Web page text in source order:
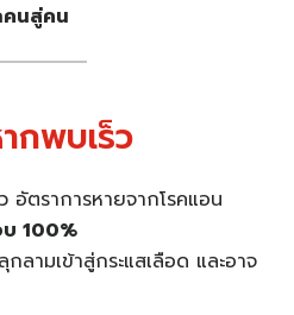
นสู่คน
กพบเร็ว
อัตราการหายจากโรคแอน
บ 100%
ลามเข้าสู่กระแสเลือด และอาจ